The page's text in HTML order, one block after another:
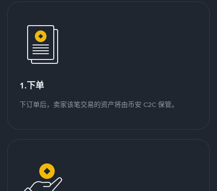
1.下单
下订单后，卖家该笔交易的资产将由币安 C2C 保管。